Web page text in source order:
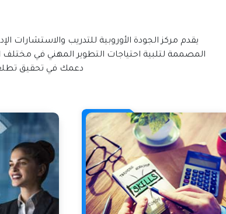
يقدم مركز الجودة الأوروبية للتدريب والاستشارات
المصممة لتلبية احتياجات التطوير المهني في مختلف
دعمك في تحقيق